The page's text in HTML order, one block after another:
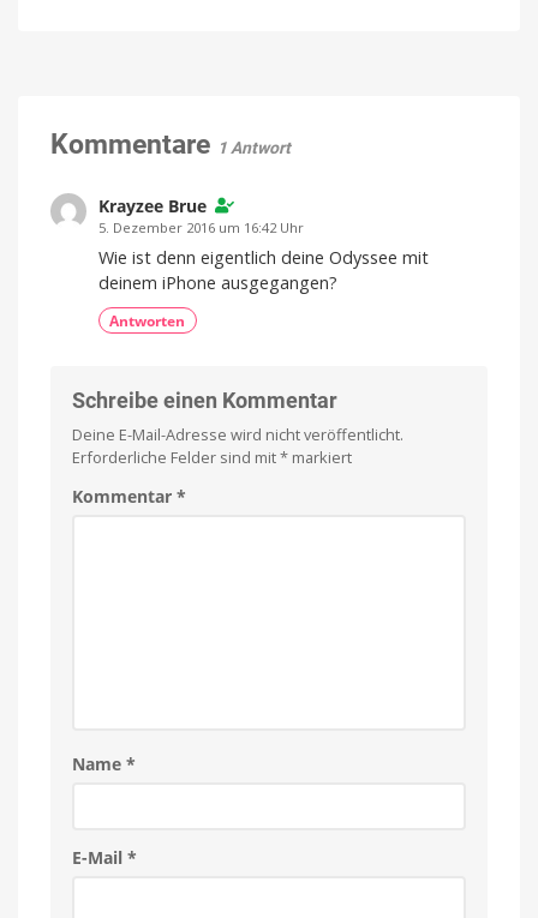
Kommentare 1 Antwort
Krayzee Brue
5. Dezember 2016 um 16:42 Uhr
Wie ist denn eigentlich deine Odyssee mit
deinem iPhone ausgegangen?
Antworten
Schreibe einen Kommentar
Deine E-Mail-Adresse wird nicht veröffentlicht.
Erforderliche Felder sind mit* markiert
Kommentar *
Name *
E-Mail *